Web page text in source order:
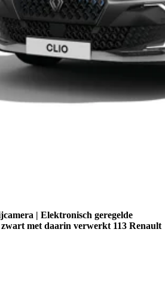
| Elektronisch geregelde
met daarin verwerkt 113 Renault